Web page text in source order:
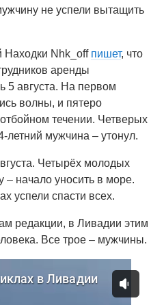
не успели вытащить
Находки Nhk_off пишет, что
аренды
5 августа. На первом
волны, и пятеро
течении. Четверых
летний мужчина – утонул.
Четырёх молодых
– начало уносить в море.
успели спасти всех.
редакции, в Ливадии этим
Все трое – мужчины.